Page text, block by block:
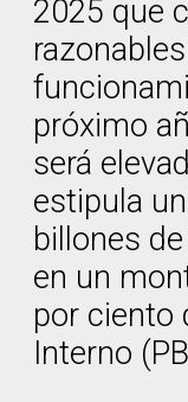
2025 que
próximo
será
estipula
billones
en un
por ciento
Interno